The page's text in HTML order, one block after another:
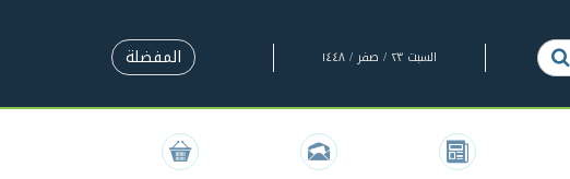
السبت ٢٣ / صفر / ١٤٤٨ المفضلة